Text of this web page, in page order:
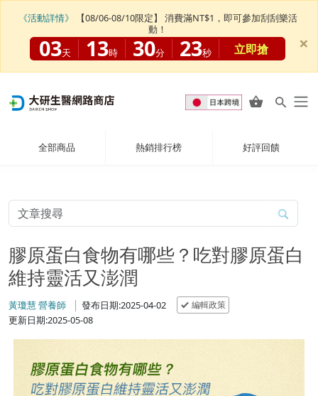
全部商品 熱銷排行榜 好評回饋
膠原蛋白食物有哪些？吃對膠原蛋白
維持靈活又澎潤
黃瓊慧 營養師 發布日期:2025-04-02 編輯政策
更新日期:2025-05-08
《活動詳情》
【08/06-08/10限定】 消費滿NT$1，即可參加刮刮樂活
動！
03天 13時 30分 21秒 立即搶 ×